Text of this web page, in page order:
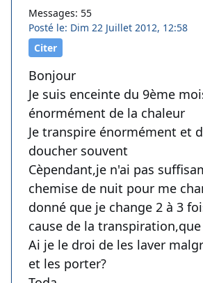
Messages: 55
Posté le: Dim 22 Juillet 2012, 12:58
Citer
Bonjour
Je suis enceinte du 9ème
énormément de la chaleur
Je transpire énormément et
doucher souvent
Cèpendant,je n'ai pas
chemise de nuit pour me
donné que je change 2 à 3
cause de la
Ai je le droi de les laver
et les porter?